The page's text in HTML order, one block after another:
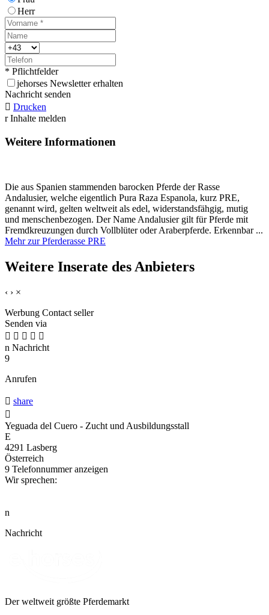
Herr
* Pflichtfelder
jehorses Newsletter erhalten
Nachricht senden
 Drucken
r Inhalte melden
Weitere Informationen
Die aus Spanien stammenden barocken Pferde der Rasse
Andalusier, welche eigentlich Pura Raza Espanola, kurz PRE,
genannt wird, gelten weltweit als edel, widerstandsfähgig, mutig
und menschenbezogen. Der Name Andalusier gilt für Pferde mit
Fremdkreuzungen durch Vollblüter oder Araberpferde. Erkennbar ...
Mehr zur Pferderasse PRE
Weitere Inserate des Anbieters
‹ › ×
Werbung Contact seller
Senden via
    
n Nachricht
9
Anrufen
 share

Yeguada del Cuero - Zucht und Ausbildungsstall
E
4291 Lasberg
Österreich
9 Telefonnummer anzeigen
Wir sprechen:
n
Nachricht
Der weltweit größte Pferdemarkt